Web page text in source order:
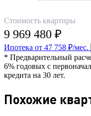
Стоимость квартиры
9 969 480 ₽
Ипотека от 47 758 ₽/мес.
* Предварительный
6% годовых с
кредита на 30 лет.
Похожие